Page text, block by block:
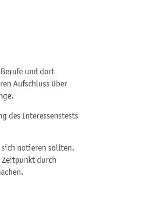
und dort
Aufschluss über
des Interessenstests
sich notieren sollten.
Zeitpunkt durch